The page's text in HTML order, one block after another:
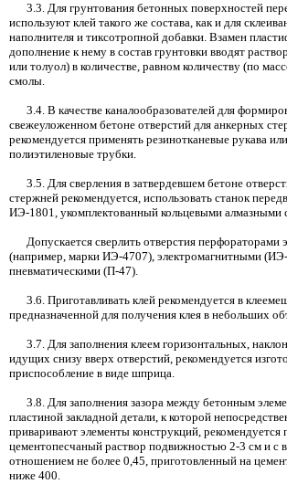
3.3.Для грунтования бетонных поверхностей
используют клей такого же состава, как и для
наполнителя и тиксотропной добавки. Взамен
дополнение к нему в состав грунтовки вводят
или толуол) в количестве, равном количеству (по
смолы.
3.4.В качестве каналообразователей для
свежеуложенном бетоне отверстий для анкерных
рекомендуется применять резинотканевые рукава или
полиэтиленовые трубки.
3.5.Для сверления в затвердевшем бетоне
стержней рекомендуется, использовать станок
ИЭ-1801, укомплектованный кольцевыми алмазными
Допускается сверлить отверстия перфораторами
(например, марки ИЭ-4707), электромагнитными
пневматическими (П-47).
3.6.Приготавливать клей рекомендуется в
предназначенной для получения клея в небольших
3.7.Для заполнения клеем горизонтальных,
идущих снизу вверх отверстий, рекомендуется
приспособление в виде шприца.
3.8.Для заполнения зазора между бетонным
пластиной закладной детали, к которой
приваривают элементы конструкций, рекомендуется
цементопесчаный раствор подвижностью 2-3 см и с
отношением не более 0,45, приготовленный на
ниже 400.